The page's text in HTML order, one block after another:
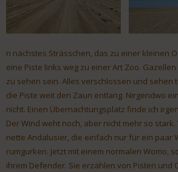
n nächstes Strässchen, das zu einer kleinen
eine Piste links weg zu einer Art Zoo.
zu sehen sein. Alles verschlossen und sehen
die Piste weit den Zaun entlang. Nirgendwo
nicht. Einen Übernachtungsplatz finde ich
Der Wind weht noch, aber nicht mehr so
nette Andalusier, die einfach nur für ein paar
rumgurken. Jetzt mit einem normalen Womo,
ihrem Defender. Sie erzählen von Pisten und